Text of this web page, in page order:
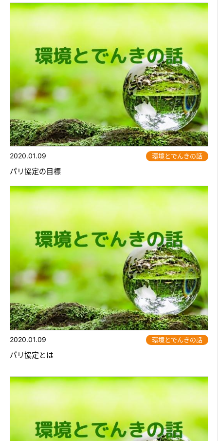
2020.01.09 環境とでんきの話
パリ協定の目標
2020.01.09 環境とでんきの話
パリ協定とは